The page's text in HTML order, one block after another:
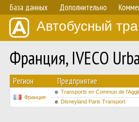
База данных Дополнительно
Автобусный
Франция, IVECO
Регион Предприятие
Франция
Transports en Commun de
Disneyland Paris Transport